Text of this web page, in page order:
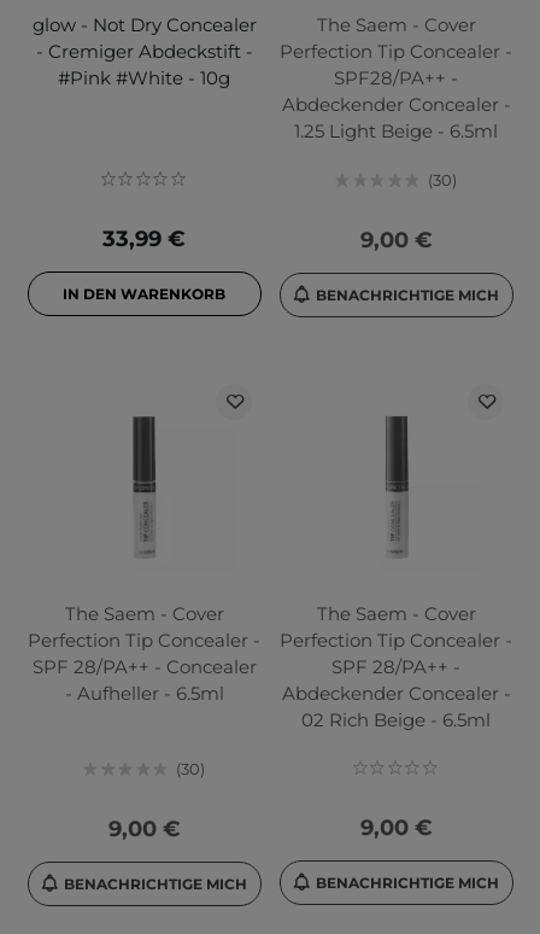
glow - Not Dry Concealer
- Cremiger Abdeckstift -
#Pink #White - 10g
33,99 €
IN DEN WARENKORB
The Saem - Cover
Perfection Tip Concealer -
SPF28/PA++ -
Abdeckender Concealer -
1.25 Light Beige - 6.5ml
30
9,00 €
BENACHRICHTIGE MICH
The Saem - Cover
Perfection Tip Concealer -
SPF 28/PA++ - Concealer
- Aufheller - 6.5ml
30
9,00 €
BENACHRICHTIGE MICH
The Saem - Cover
Perfection Tip Concealer -
SPF 28/PA++ -
Abdeckender Concealer -
02 Rich Beige - 6.5ml
9,00 €
BENACHRICHTIGE MICH